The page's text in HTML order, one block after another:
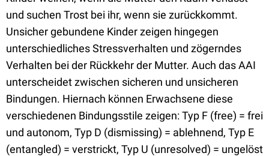
und suchen Trost bei ihr, wenn sie zurückkommt.
Unsicher gebundene Kinder zeigen hingegen
unterschiedliches Stressverhalten und zögerndes
Verhalten bei der Rückkehr der Mutter. Auch das AAI
unterscheidet zwischen sicheren und unsicheren
Bindungen. Hiernach können Erwachsene diese
verschiedenen Bindungsstile zeigen: Typ F (free) = frei
und autonom, Typ D (dismissing) = ablehnend, Typ E
(entangled) = verstrickt, Typ U (unresolved) = ungelöst